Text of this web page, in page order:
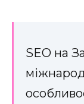
SEO на